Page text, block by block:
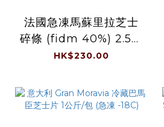
法國急凍馬蘇里拉芝士
碎條 (fidm 40%) 2.5公
斤/包 (急凍 -18℃)
HK$230.00